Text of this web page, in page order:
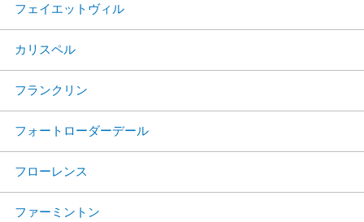
フェイエットヴィル
カリスペル
フランクリン
フォートローダーデール
フローレンス
ファーミントン